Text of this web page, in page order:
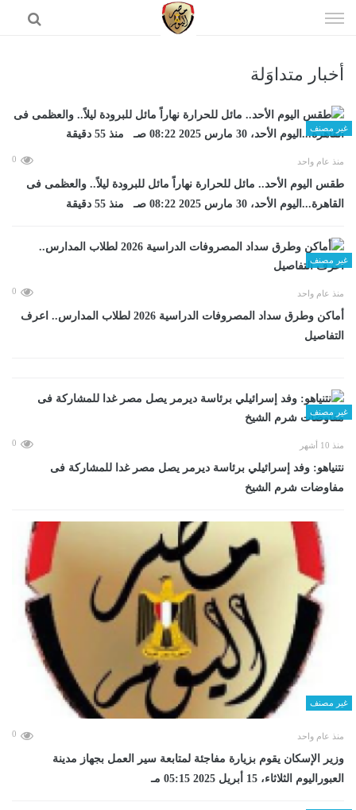
الى
أخبار متداوَلة
غير مصنف
منذ عام واحد 0
طقس اليوم الأحد.. مائل للحرارة نهاراً مائل للبرودة ليلاً.. والعظمى فى
القاهرة...اليوم الأحد، 30 مارس 2025 08:22 صـ منذ 55 دقيقة
غير مصنف
منذ عام واحد 0
أماكن وطرق سداد المصروفات الدراسية 2026 لطلاب المدارس.. اعرف
التفاصيل
غير مصنف
منذ 10 أشهر 0
نتنياهو: وفد إسرائيلي برئاسة ديرمر يصل مصر غدا للمشاركة فى
مفاوضات شرم الشيخ
غير مصنف
منذ عام واحد 0
وزير الإسكان يقوم بزيارة مفاجئة لمتابعة سير العمل بجهاز مدينة
العبوراليوم الثلاثاء، 15 أبريل 2025 05:15 مـ